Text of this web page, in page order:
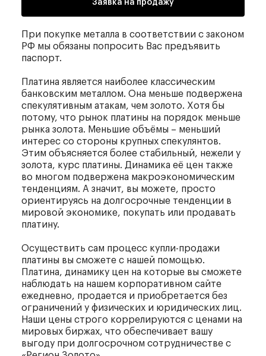
Заявка на продажу
При покупке металла в соответствии с законом
РФ мы обязаны попросить Вас предъявить
паспорт.
Платина является наиболее классическим
банковским металлом. Она меньше подвержена
спекулятивным атакам, чем золото. Хотя бы
потому, что рынок платины на порядок меньше
рынка золота. Меньшие объёмы – меньший
интерес со стороны крупных спекулянтов.
Этим объясняется более стабильный, нежели у
золота, курс платины. Динамика её цен также
во многом подвержена макроэкономическим
тенденциям. А значит, вы можете, просто
ориентируясь на долгосрочные тенденции в
мировой экономике, покупать или продавать
платину.
Осуществить сам процесс купли-продажи
платины вы сможете с нашей помощью.
Платина, динамику цен на которые вы сможете
наблюдать на нашем корпоративном сайте
ежедневно, продается и приобретается без
ограничений у физических и юридических лиц.
Наши цены строго коррелируются с ценами на
мировых биржах, что обеспечивает вашу
выгоду при долгосрочном сотрудничестве с